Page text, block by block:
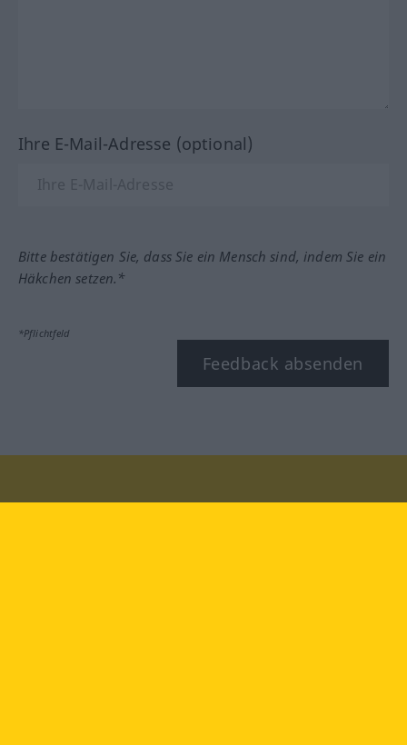
Ihre E-Mail-Adresse (optional)
Bitte bestätigen Sie, dass Sie ein Mensch sind, indem Sie ein
Häkchen setzen.*
*Pflichtfeld
Feedback absenden